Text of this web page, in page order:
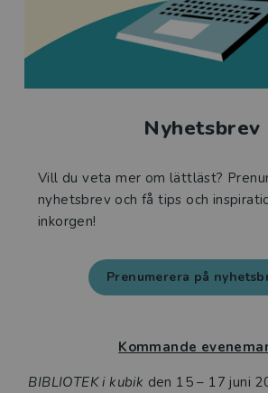
Nyhetsbrev
Vill du veta mer om lättläst?
nyhetsbrev och få tips och
inkorgen!
Prenumerera på
Kommande
BIBLIOTEK i kubik den 15 – 17 juni